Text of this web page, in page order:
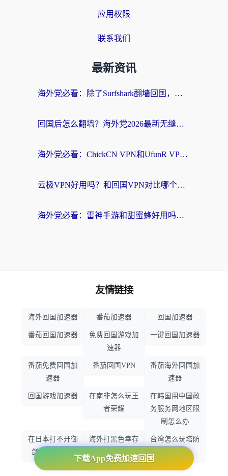
应用权限
联系我们
最新资讯
海外党必看：除了Surfshark翻墙回国，这些加速器选择技巧你真的懂吗？
回国后怎么翻墙？海外党2026最新无缝访问国内资源全攻略（附对比实测）
海外党必看：ChickCN VPN和UfunR VPN对比哪个回国效果更好？附实用选择指南
云极VPN好用吗？和回国VPN对比哪个回国效果更好？海外党亲测避坑指南
海外党必看：雷神手游和甜蜜蜂好用吗？3步选对回国加速器无缝刷国内资源
下载App免费加速回国
友情链接
海外回国加速器 番茄加速器 回国加速器
番茄回国加速器
免费回国游戏加
速器
一键回国加速器
番茄免费回国加
速器
番茄回国VPN
番茄海外回国加
速器
回国游戏加速器
在南非怎么玩王
者荣耀
在韩国用中国政
务服务网地区限
制怎么办
在日本打不开御
剑情缘怎么办
海外打黑色幸存
者怎么不卡了
台湾怎么玩塔防